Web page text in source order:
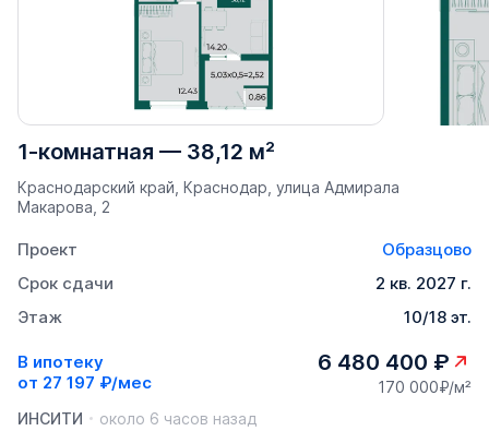
1-комнатная — 38,12 м²
Краснодарский край, Краснодар, улица Адмирала
Макарова, 2
Проект
Образцово
Срок сдачи
2 кв. 2027 г.
Этаж
10/18 эт.
В ипотеку
от 27 197 ₽/мес
6 480 400 ₽
170 000₽/м²
ИНСИТИ
около 6 часов назад